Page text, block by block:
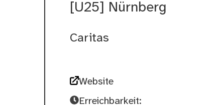
[U25] Nürnberg
Caritas
Website
Erreichbarkeit: